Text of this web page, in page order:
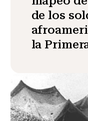
de los
la